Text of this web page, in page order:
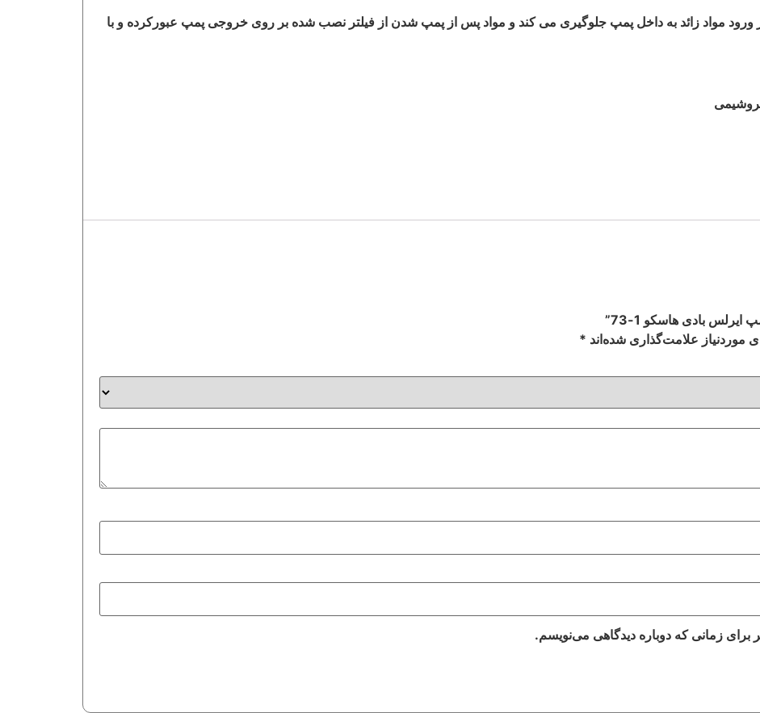
مواد زائد به داخل پمپ جلوگیری می کند و مواد پس از پمپ شدن از فیلتر نصب شده بر روی خروجی پمپ عبورکرده و با
بادی هاسکو 1-73”
موردنیاز علامت‌گذاری شده‌اند *
برای زمانی که دوباره دیدگاهی می‌نویسم.